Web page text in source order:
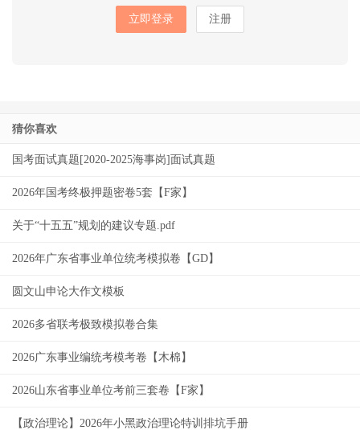
立即登录 注册
猜你喜欢
国考面试真题[2020-2025海事岗]面试真题
2026年国考终极押题密卷5套【F家】
关于“十五五”规划的建议专题.pdf
2026年广东省事业单位统考模拟卷【GD】
圆文山申论大作文模板
2026多省联考极致模拟卷合集
2026广东事业编统考模考卷【木棉】
2026山东省事业单位考前三套卷【F家】
【政治理论】2026年小黑政治理论特训排坑手册